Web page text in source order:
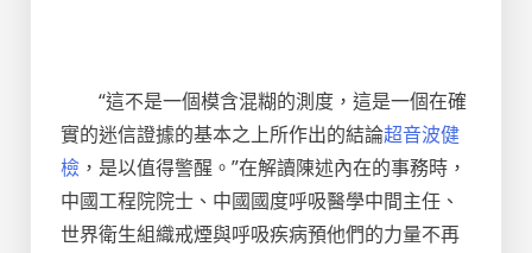
“這不是一個模含混糊的測度，這是一個在確
實的迷信證據的基本之上所作出的結論超音波健
檢 ，是以值得警醒。”在解讀陳述內在的事務時，
中國工程院院士、中國國度呼吸醫學中間主任、
世界衛生組織戒煙與呼吸疾病預他們的力量不再